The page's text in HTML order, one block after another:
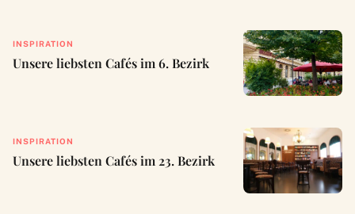
INSPIRATION
Unsere liebsten Cafés im 6. Bezirk
INSPIRATION
Unsere liebsten Cafés im 23. Bezirk